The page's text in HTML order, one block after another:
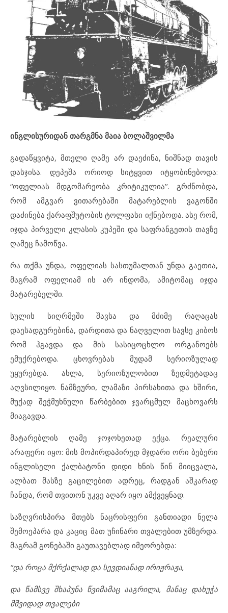
ინგლისურიდან თარგმნა მაია ბოლაშვილმა
გადაწყვიტა, მთელი ღამე არ დაეძინა, ნიშნად თავის
დასჯისა. დეპეშა ორიოდ სიტყვით იტყობინებოდა:
“ოფელიას მდგომარეობა კრიტიკულია’’. გრძნობდა,
რომ ამგვარ ვითარებაში მატარებლის ვაგონში
დაძინება ქარაფშუტობის ტოლფასი იქნებოდა. ასე რომ,
იჯდა პირველი კლასის კუპეში და საფრანგეთის თავზე
ღამეც ჩამოწვა.
რა თქმა უნდა, ოფელიას სასთუმალთან უნდა გაეთია,
მაგრამ ოფელიამ ის არ ინდომა, ამიტომაც იჯდა
მატარებელში.
სულის სიღრმეში შავსა და მძიმე რაღაცას
დაესადგურებინა, დარდითა და ნაღველით სავსე კიბოს
რომ ჰგავდა და მის სასიცოცხლო ორგანოებს
ემუქრებოდა. ცხოვრებას მუდამ სერიოზულად
უყურებდა. ახლა, სერიოზულობით ზედმეტადაც
აღვსილიყო. ნამზეური, ლამაზი პირსახითა და ხშირი,
მუქად შეჭმუხნული წარბებით ჯვარცმულ მაცხოვარს
მიაგავდა.
მატარებლის ღამე ჯოჯოხეთად ექცა. რეალური
არაფერი იყო: მის მოპირდაპირედ მჯდარი ორი ბებერი
ინგლისელი ქალბატონი დიდი ხნის წინ მიიცვალა,
ალბათ მასზე გაცილებით ადრეც, რადგან აშკარად
ჩანდა, რომ თვითონ უკვე აღარ იყო ამქვეყნად.
საზღვრისპირა მთებს ნაცრისფერი განთიადი ნელა
შემოეპარა და კაციც მათ უჩინარი თვალებით უმზერდა.
მაგრამ გონებაში გაუთავებლად იმეორებდა:
“და როცა მქრქალად და სევდიანად ირიჟრაჟა,
და წამსვე შხაპუნა წვიმამაც ააგრილა, მანაც დახუჭა
მშვიდად თვალები